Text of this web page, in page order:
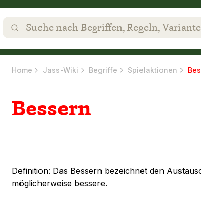
Home Jass-Wiki Begriffe Spielaktionen
Bessern
Definition: Das Bessern bezeichnet den
möglicherweise bessere.